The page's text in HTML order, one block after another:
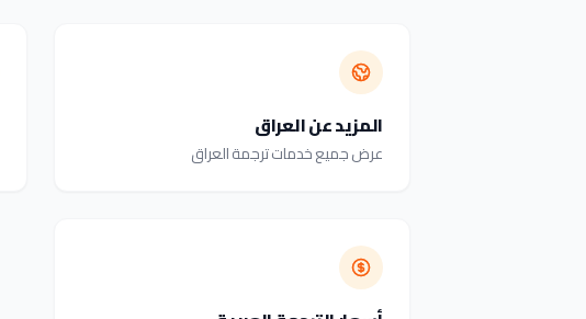
المزيد عن العراق
عرض جميع خدمات ترجمة العراق